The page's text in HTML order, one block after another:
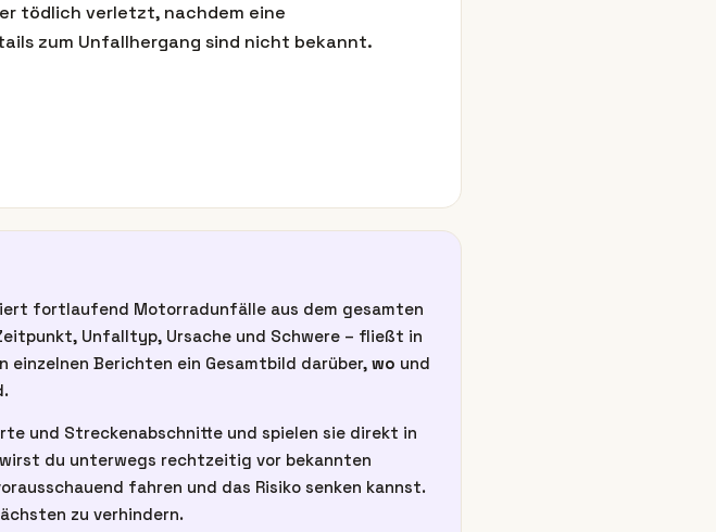
tödlich verletzt, nachdem eine
zum Unfallhergang sind nicht bekannt.
fortlaufend Motorradunfälle aus dem gesamten
Unfalltyp, Ursache und Schwere – fließt in
Berichten ein Gesamtbild darüber, wo und
und Streckenabschnitte und spielen sie direkt in
du unterwegs rechtzeitig vor bekannten
fahren und das Risiko senken kannst.
zu verhindern.